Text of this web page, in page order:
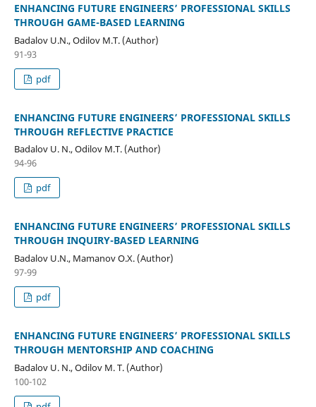
ENHANCING FUTURE ENGINEERS’ PROFESSIONAL SKILLS
THROUGH GAME-BASED LEARNING
Badalov U.N., Odilov M.T. (Author)
91-93
pdf
ENHANCING FUTURE ENGINEERS’ PROFESSIONAL SKILLS
THROUGH REFLECTIVE PRACTICE
Badalov U. N., Odilov M.T. (Author)
94-96
pdf
ENHANCING FUTURE ENGINEERS’ PROFESSIONAL SKILLS
THROUGH INQUIRY-BASED LEARNING
Badalov U.N., Mamanov O.X. (Author)
97-99
pdf
ENHANCING FUTURE ENGINEERS’ PROFESSIONAL SKILLS
THROUGH MENTORSHIP AND COACHING
Badalov U. N., Odilov M. T. (Author)
100-102